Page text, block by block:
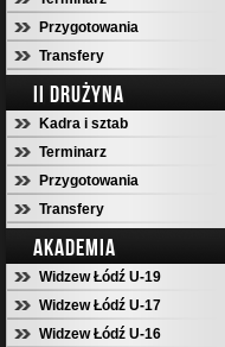
Przygotowania
Transfery
II DRUŻYNA
Kadra i sztab
Terminarz
Przygotowania
Transfery
AKADEMIA
Widzew Łódź U-19
Widzew Łódź U-17
Widzew Łódź U-16